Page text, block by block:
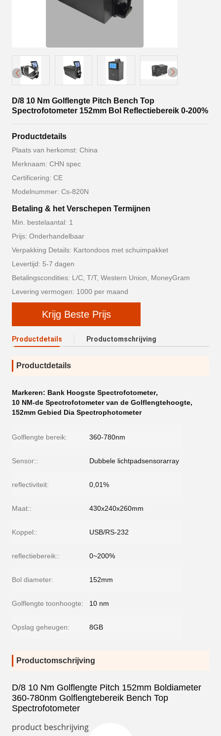
D/8 10 Nm Golflengte Pitch Bench Top
Spectrofotometer 152mm Bol Reflectiebereik 0-200%
Productdetails
Plaats van herkomst: China
Merknaam: CHN spec
Certificering: CE
Modelnummer: Cs-820N
Betaling & het Verschepen Termijnen
Min. bestelaantal: 1
Prijs: Onderhandelbaar
Verpakking Details: Kartondoos met schuimpakket
Levertijd: 5-7 dagen
Betalingscondities: L/C, T/T, Western Union, MoneyGram
Levering vermogen: 1000 per maand
Krijg Beste Prijs
Productdetails Productomschrijving
Productdetails
Markeren: Bank Hoogste Spectrofotometer,
10 NM-de Spectrofotometer van de Golflengtehoogte,
152mm Gebied Dia Spectrophotometer
Golflengte bereik: 360-780nm
Sensor:: Dubbele lichtpadsensorarray
reflectiviteit: 0,01%
Maat:: 430x240x260mm
Koppel:: USB/RS-232
reflectiebereik:: 0~200%
Bol diameter: 152mm
Golflengte toonhoogte: 10 nm
Opslag geheugen: 8GB
Productomschrijving
D/8 10 Nm Golflengte Pitch 152mm Boldiameter
360-780nm Golflengtebereik Bench Top
Spectrofotometer
product beschrijving